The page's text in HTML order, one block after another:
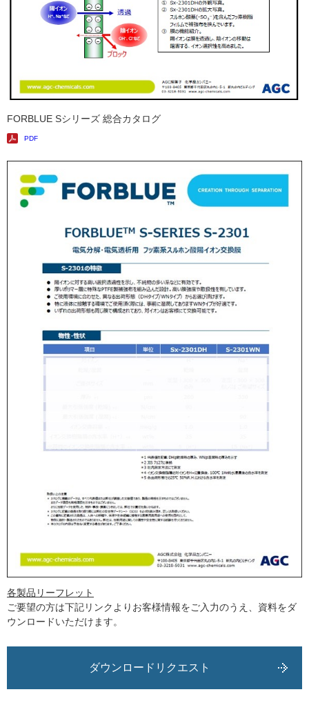
FORBLUE Sシリーズ 総合カタログ
PDF
各製品リーフレット
ご要望の方は下記リンクよりお客様情報をご入力のうえ、資料をダ
ウンロードいただけます。
ダウンロードリクエスト